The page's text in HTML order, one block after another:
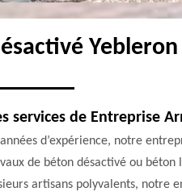
Yebleron
services de Entreprise
d’expérience, notre
de béton désactivé ou
artisans polyvalents, notre